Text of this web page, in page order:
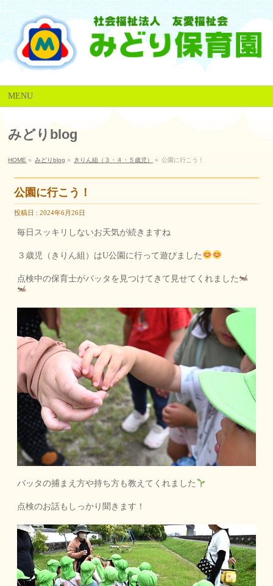
MENU
みどりblog
HOME » みどりblog » きりん組（３・４・５歳児） » 公園に行こう！
公園に行こう！
投稿日 : 2024年6月26日
毎日スッキリしないお天気が続きますね
３歳児（きりん組）はU公園に行って遊びました
点検中の保育士がバッタを見つけてきて見せてくれました
バッタの捕まえ方や持ち方も教えてくれました
点検のお話もしっかり聞きます！